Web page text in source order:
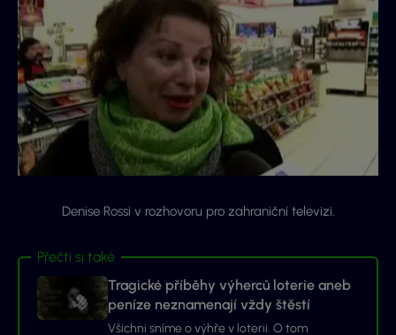
Denise Rossi v rozhovoru pro zahraniční televizi.
Přečti si také
Tragické příběhy výherců loterie aneb
peníze neznamenají vždy štěstí
Všichni sníme o výhře v loterii. O tom